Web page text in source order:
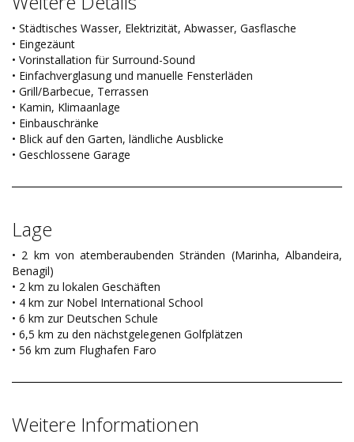
• Städtisches Wasser, Elektrizität, Abwasser, Gasflasche
• Eingezäunt
• Vorinstallation für Surround-Sound
• Einfachverglasung und manuelle Fensterläden
• Grill/Barbecue, Terrassen
• Kamin, Klimaanlage
• Einbauschränke
• Blick auf den Garten, ländliche Ausblicke
• Geschlossene Garage
Lage
• 2 km von atemberaubenden Stränden (Marinha, Albandeira,
Benagil)
• 2 km zu lokalen Geschäften
• 4 km zur Nobel International School
• 6 km zur Deutschen Schule
• 6,5 km zu den nächstgelegenen Golfplätzen
• 56 km zum Flughafen Faro
Weitere Informationen